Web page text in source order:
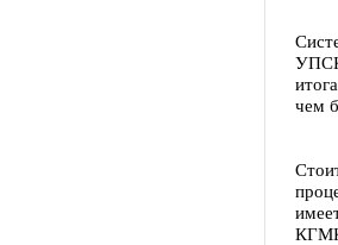
УПСК
чем
КГМК